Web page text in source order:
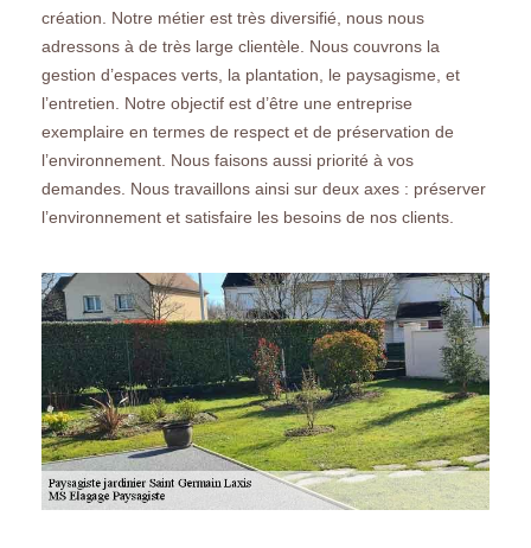
création. Notre métier est très diversifié, nous nous
adressons à de très large clientèle. Nous couvrons la
gestion d’espaces verts, la plantation, le paysagisme, et
l’entretien. Notre objectif est d’être une entreprise
exemplaire en termes de respect et de préservation de
l’environnement. Nous faisons aussi priorité à vos
demandes. Nous travaillons ainsi sur deux axes : préserver
l’environnement et satisfaire les besoins de nos clients.